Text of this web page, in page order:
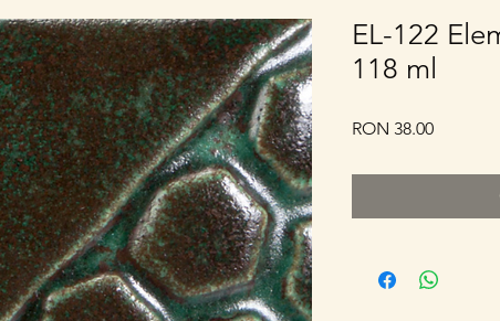
EL-122
118 ml
RON 38.00Price